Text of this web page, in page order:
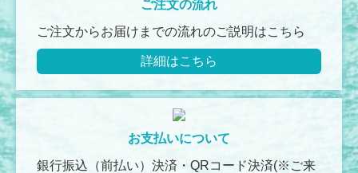
ご注文の流れ
ご注文からお届けまでの流れのご説明はこちら
詳細はこちら
お支払いについて
銀行振込（前払い）決済・QRコード決済(※ご来